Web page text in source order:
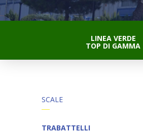
LINEA VERDE
TOP DI GAMMA
SCALE
TRABATTELLI